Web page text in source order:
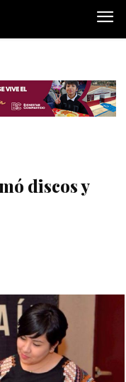
discos y